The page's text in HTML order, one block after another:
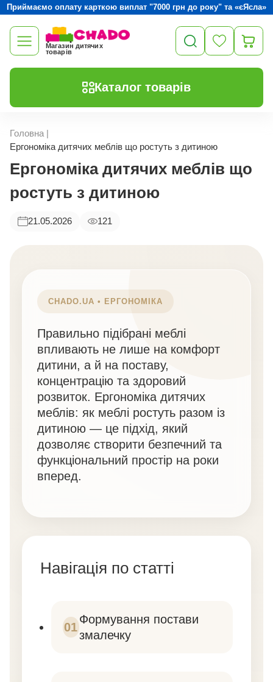
Приймаємо оплату карткою виплат "7000 грн до року" та «єЯсла»
Магазин дитячих
товарів
Каталог товарів
Головна |
Ергономіка дитячих меблів що ростуть з дитиною
Ергономіка дитячих меблів що
ростуть з дитиною
21.05.2026 121
CHADO.UA • ЕРГОНОМІКА
Правильно підібрані меблі
впливають не лише на комфорт
дитини, а й на поставу,
концентрацію та здоровий
розвиток. Ергономіка дитячих
меблів: як меблі ростуть разом із
дитиною — це підхід, який
дозволяє створити безпечний та
функціональний простір на роки
вперед.
Навігація по статті
01
Формування постави
змалечку